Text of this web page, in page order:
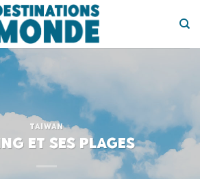
TAÏWAN
et ses plages